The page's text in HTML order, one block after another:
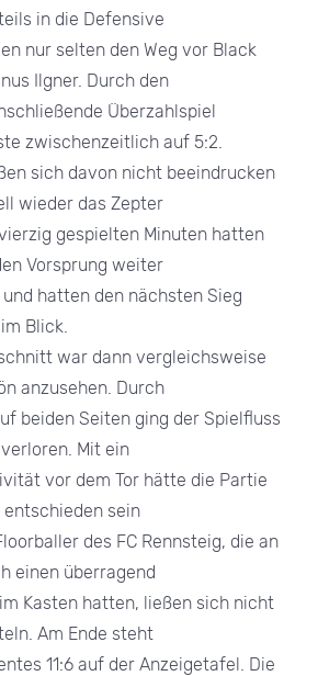
in die Defensive
nur selten den Weg vor Black
Ilgner. Durch den
Überzahlspiel
zwischenzeitlich auf 5:2.
sich davon nicht beeindrucken
wieder das Zepter
gespielten Minuten hatten
Vorsprung weiter
hatten den nächsten Sieg
Blick.
war dann vergleichsweise
anzusehen. Durch
beiden Seiten ging der Spielfluss
Mit ein
vor dem Tor hätte die Partie
sein
des FC Rennsteig, die an
einen überragend
Kasten hatten, ließen sich nicht
Am Ende steht
11:6 auf der Anzeigetafel. Die